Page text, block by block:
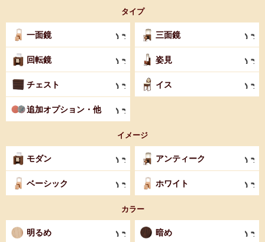
タイプ
一面鏡 三面鏡
回転鏡 姿見
チェスト イス
追加オプション・他
イメージ
モダン アンティーク
ベーシック ホワイト
カラー
明るめ 暗め